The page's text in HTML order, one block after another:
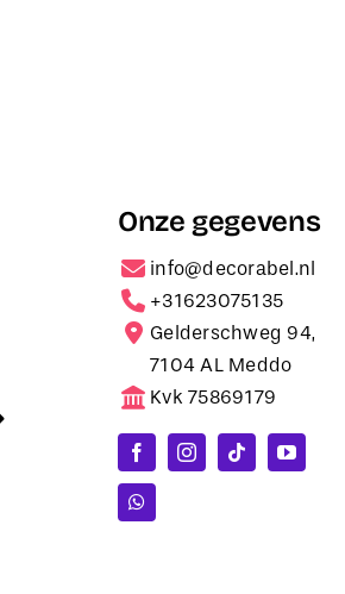
Onze gegevens
info@decorabel.nl
+31623075135
Gelderschweg 94,
7104 AL Meddo
Kvk 75869179